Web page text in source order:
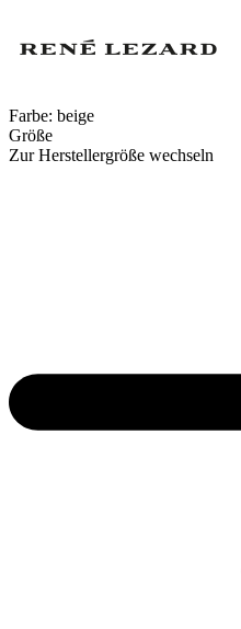
Farbe: beige
Größe
Zur Herstellergröße wechseln